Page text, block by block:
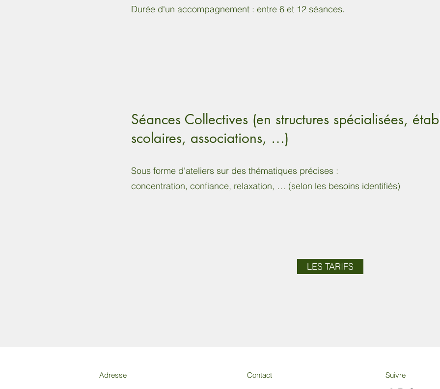
Durée d'un accompagnement : entre 6 et 12 séances.
Séances Collectives (en structures spécialisées,
scolaires, associations, …)
Sous forme d'ateliers sur des thématiques précises :
concentration, confiance, relaxation, … (selon les besoins identifiés)
LES TARIFS
Adresse Contact Suivre